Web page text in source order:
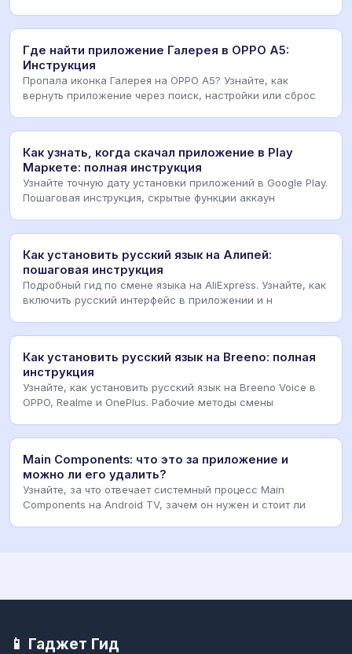
Где найти приложение Галерея в OPPO A5:
Инструкция
Пропала иконка Галерея на OPPO A5? Узнайте, как
вернуть приложение через поиск, настройки или сброс
Как узнать, когда скачал приложение в Play
Маркете: полная инструкция
Узнайте точную дату установки приложений в Google Play.
Пошаговая инструкция, скрытые функции аккаун
Как установить русский язык на Алипей:
пошаговая инструкция
Подробный гид по смене языка на AliExpress. Узнайте, как
включить русский интерфейс в приложении и н
Как установить русский язык на Breeno: полная
инструкция
Узнайте, как установить русский язык на Breeno Voice в
OPPO, Realme и OnePlus. Рабочие методы смены
Main Components: что это за приложение и
можно ли его удалить?
Узнайте, за что отвечает системный процесс Main
Components на Android TV, зачем он нужен и стоит ли
📱 Гаджет Гид